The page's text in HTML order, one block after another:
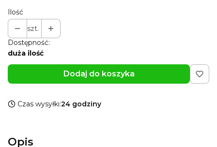
Ilość
szt.
Dostępność:
duża ilość
Dodaj do koszyka
Czas wysyłki:24 godziny
Opis